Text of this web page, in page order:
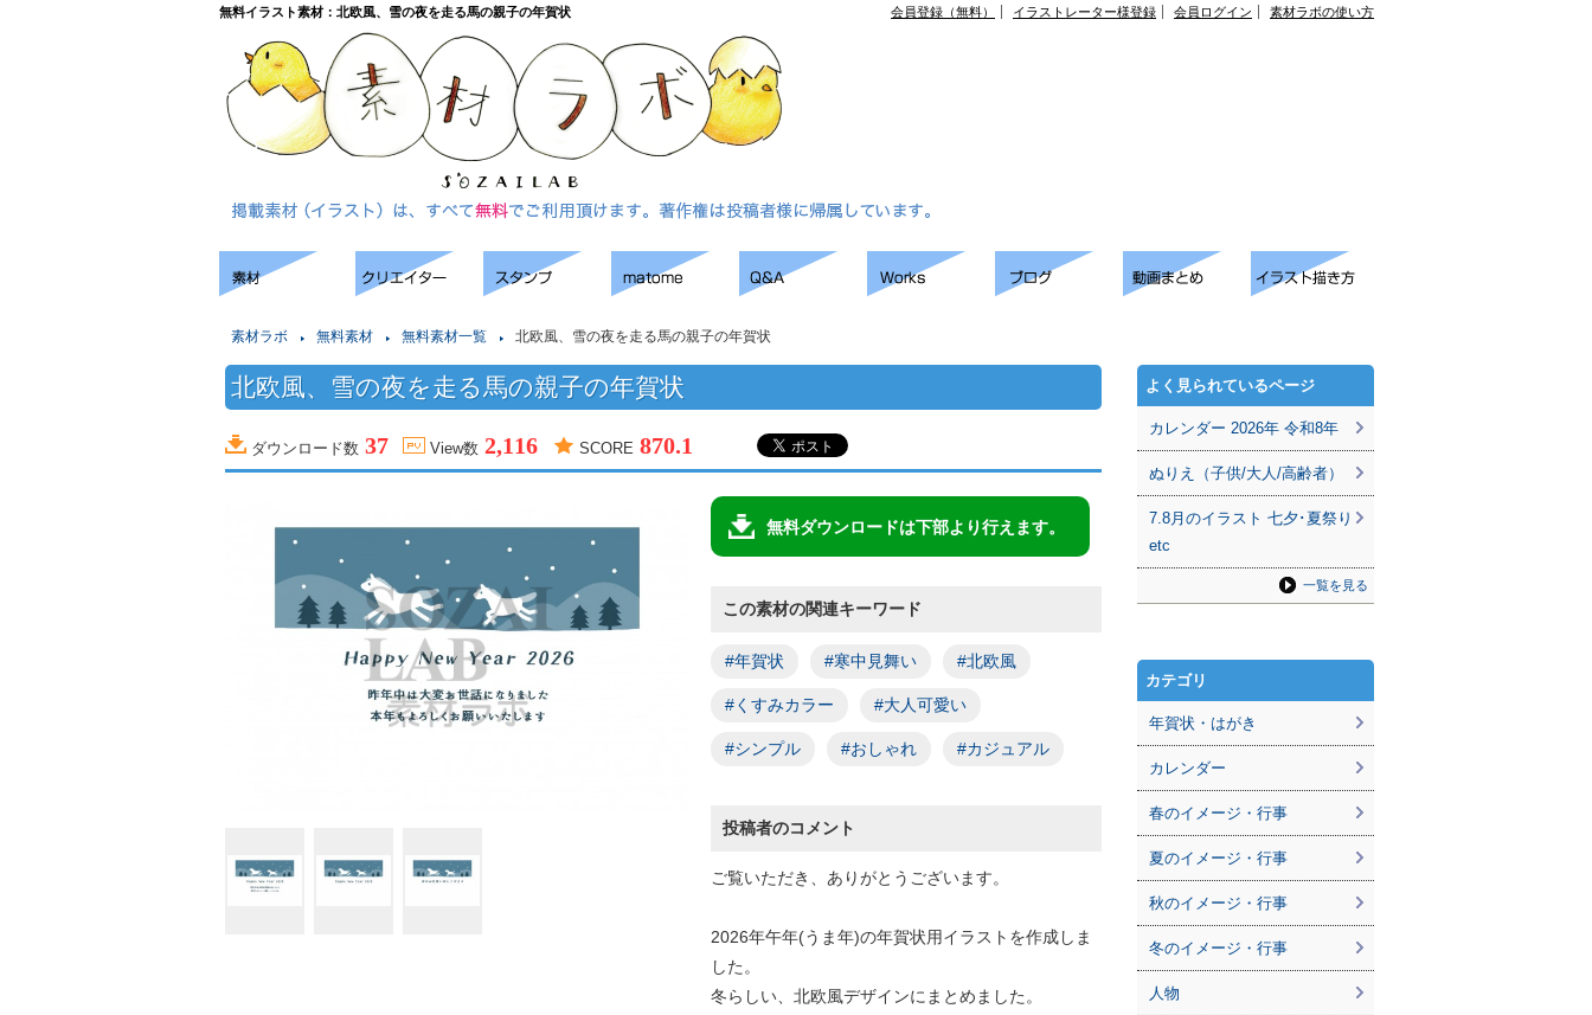
無料イラスト素材：北欧風、雪の夜を走る馬の親子の年賀状 会員登録（無料） イラストレーター様登録 会員ログイン 素材ラボの使い方
素材ラボ 無料素材 無料素材一覧 北欧風、雪の夜を走る馬の親子の年賀状
北欧風、雪の夜を走る馬の親子の年賀状
ダウンロード数 37 View数 2,116 SCORE 870.1
無料ダウンロードは下部より行えます。
この素材の関連キーワード
#年賀状 #寒中見舞い #北欧風
#くすみカラー #大人可愛い
#シンプル #おしゃれ #カジュアル
投稿者のコメント
ご覧いただき、ありがとうございます。
2026年午年(うま年)の年賀状用イラストを作成しま
した。
冬らしい、北欧風デザインにまとめました。
よく見られているページ
カレンダー 2026年 令和8年
ぬりえ（子供/大人/高齢者）
7.8月のイラスト 七夕･夏祭り
etc
一覧を見る
カテゴリ
年賀状・はがき
カレンダー
春のイメージ・行事
夏のイメージ・行事
秋のイメージ・行事
冬のイメージ・行事
人物